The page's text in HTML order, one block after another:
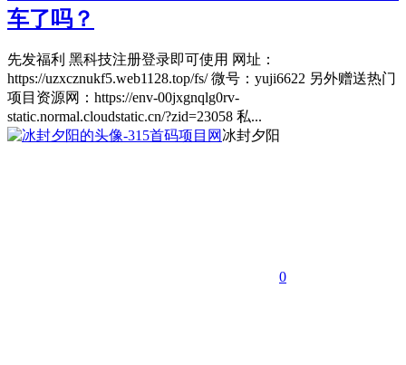
车了吗？
先发福利 黑科技注册登录即可使用 网址：
https://uzxcznukf5.web1128.top/fs/ 微号：yuji6622 另外赠送热门
项目资源网：https://env-00jxgnqlg0rv-
static.normal.cloudstatic.cn/?zid=23058 私...
冰封夕阳
0